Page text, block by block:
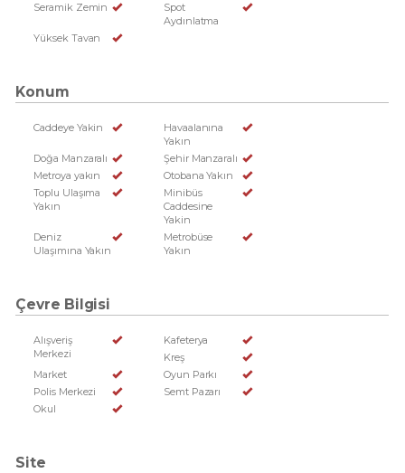
Seramik Zemin
Spot
Aydınlatma
Yüksek Tavan
Konum
Caddeye Yakin
Havaalanına
Yakın
Doğa Manzaralı
Şehir Manzaralı
Metroya yakın
Otobana Yakın
Toplu Ulaşıma
Yakın
Minibüs
Caddesine
Yakin
Deniz
Ulaşımına Yakın
Metrobüse
Yakın
Çevre Bilgisi
Alışveriş
Merkezi
Kafeterya
Kreş
Market
Oyun Parkı
Polis Merkezi
Semt Pazarı
Okul
Site